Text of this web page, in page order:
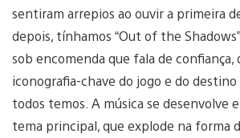
sentiram arrepios ao ouvir a primeira
depois, tínhamos “Out of the
sob encomenda que fala de confiança,
iconografia-chave do jogo e do
todos temos. A música se desenvolve
tema principal, que explode na forma